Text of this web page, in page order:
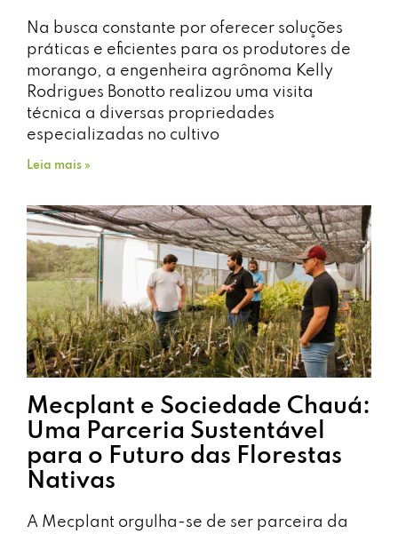
Na busca constante por oferecer soluções
práticas e eficientes para os produtores de
morango, a engenheira agrônoma Kelly
Rodrigues Bonotto realizou uma visita
técnica a diversas propriedades
especializadas no cultivo
Leia mais »
Mecplant e Sociedade Chauá:
Uma Parceria Sustentável
para o Futuro das Florestas
Nativas
A Mecplant orgulha-se de ser parceira da